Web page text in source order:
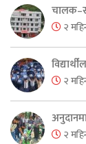
२
२
२